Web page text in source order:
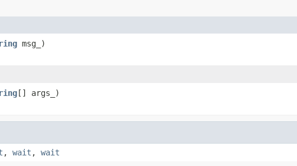
msg_)
[] args_)
, wait , wait